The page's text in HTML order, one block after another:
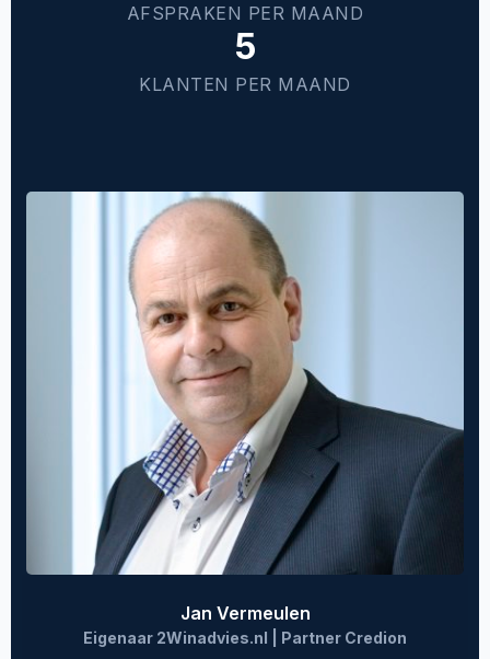
AFSPRAKEN PER MAAND
5
KLANTEN PER MAAND
Jan Vermeulen
Eigenaar 2Winadvies.nl | Partner Credion